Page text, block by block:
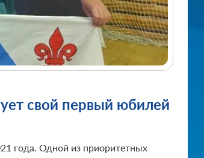
свой первый юбилей
года. Одной из приоритетных